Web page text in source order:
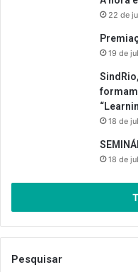
22 de
19 de
18 de
18 de
Pesquisar